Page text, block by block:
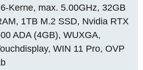
Kerne, max. 5.00GHz, 32GB
1TB M.2 SSD, Nvidia RTX
ADA (4GB), WUXGA,
WIN 11 Pro, OVP